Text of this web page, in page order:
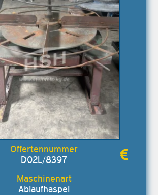
D02L/8397
Ablaufhaspel